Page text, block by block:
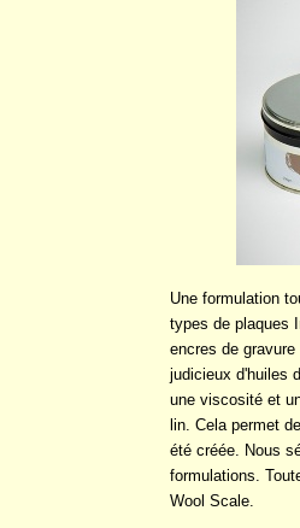
Une formulation
types de plaques
encres de
judicieux d'huiles
une viscosité et
lin. Cela permet
été créée. Nous
formulations.
Wool Scale.